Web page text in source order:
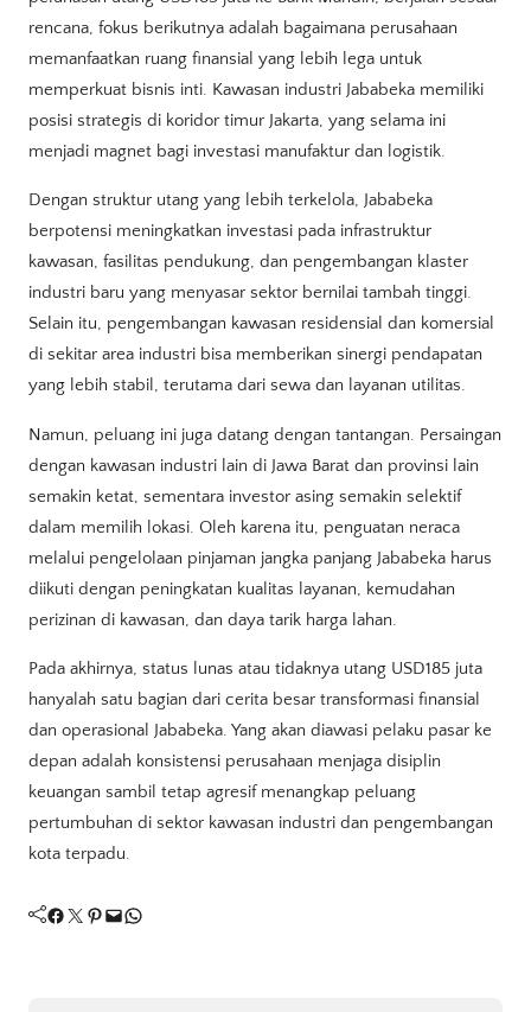
rencana, fokus berikutnya adalah bagaimana perusahaan
memanfaatkan ruang finansial yang lebih lega untuk
memperkuat bisnis inti. Kawasan industri Jababeka memiliki
posisi strategis di koridor timur Jakarta, yang selama ini
menjadi magnet bagi investasi manufaktur dan logistik.
Dengan struktur utang yang lebih terkelola, Jababeka
berpotensi meningkatkan investasi pada infrastruktur
kawasan, fasilitas pendukung, dan pengembangan klaster
industri baru yang menyasar sektor bernilai tambah tinggi.
Selain itu, pengembangan kawasan residensial dan komersial
di sekitar area industri bisa memberikan sinergi pendapatan
yang lebih stabil, terutama dari sewa dan layanan utilitas.
Namun, peluang ini juga datang dengan tantangan. Persaingan
dengan kawasan industri lain di Jawa Barat dan provinsi lain
semakin ketat, sementara investor asing semakin selektif
dalam memilih lokasi. Oleh karena itu, penguatan neraca
melalui pengelolaan pinjaman jangka panjang Jababeka harus
diikuti dengan peningkatan kualitas layanan, kemudahan
perizinan di kawasan, dan daya tarik harga lahan.
Pada akhirnya, status lunas atau tidaknya utang USD185 juta
hanyalah satu bagian dari cerita besar transformasi finansial
dan operasional Jababeka. Yang akan diawasi pelaku pasar ke
depan adalah konsistensi perusahaan menjaga disiplin
keuangan sambil tetap agresif menangkap peluang
pertumbuhan di sektor kawasan industri dan pengembangan
kota terpadu.
Facebook Twitter Pinterest Mail WhatsApp